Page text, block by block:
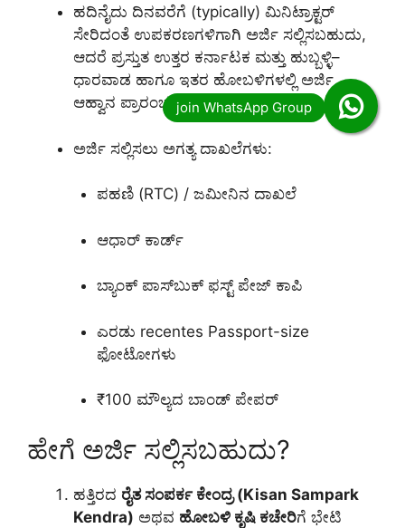
ಹದಿನೈದು ದಿನವರೆಗೆ (typically) ಮಿನಿ‌‌ಟ್ರಾಕ್ಟರ್
ಸೇರಿದಂತೆ ಉಪಕರಣಗಳಿಗಾಗಿ ಅರ್ಜಿ ಸಲ್ಲಿಸಬಹುದು,
ಆದರೆ ಪ್ರಸ್ತುತ ಉತ್ತರ ಕರ್ನಾಟಕ ಮತ್ತು ಹುಬ್ಬಳ್ಳಿ–
ಧಾರವಾಡ ಹಾಗೂ ಇತರ ಹೋಬಳಿಗಳಲ್ಲಿ ಅರ್ಜಿ
ಆಹ್ವಾನ ಪ್ರಾರಂಭವಾಗಿದೆ
ಅರ್ಜಿ ಸಲ್ಲಿಸಲು ಅಗತ್ಯ ದಾಖಲೆಗಳು:
ಪಹಣಿ (RTC) / ಜಮೀನಿನ ದಾಖಲೆ
ಆಧಾರ್ ಕಾರ್ಡ್
ಬ್ಯಾಂಕ್ ಪಾಸ್‌ಬುಕ್ ಫಸ್ಟ್ ಪೇಜ್ ಕಾಪಿ
ಎರಡು recentes Passport-size
ಫೋಟೋಗಳು
₹100 ಮೌಲ್ಯದ ಬಾಂಡ್ ಪೇಪರ್
ಹೇಗೆ ಅರ್ಜಿ ಸಲ್ಲಿಸಬಹುದು?
ಹತ್ತಿರದ ರೈತ ಸಂಪರ್ಕ ಕೇಂದ್ರ (Kisan Sampark
Kendra) ಅಥವ ಹೋಬಳಿ ಕೃಷಿ ಕಚೇರಿಗೆ ಭೇಟಿ